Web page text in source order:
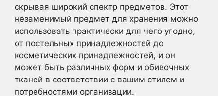
скрывая широкий спектр предметов. Этот
незаменимый предмет для хранения можно
использовать практически для чего угодно,
от постельных принадлежностей до
косметических принадлежностей, и он
может быть различных форм и обивочных
тканей в соответствии с вашим стилем и
потребностями организации.